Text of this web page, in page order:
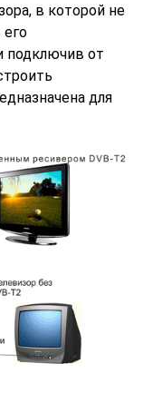
в которой не
подключив от
для